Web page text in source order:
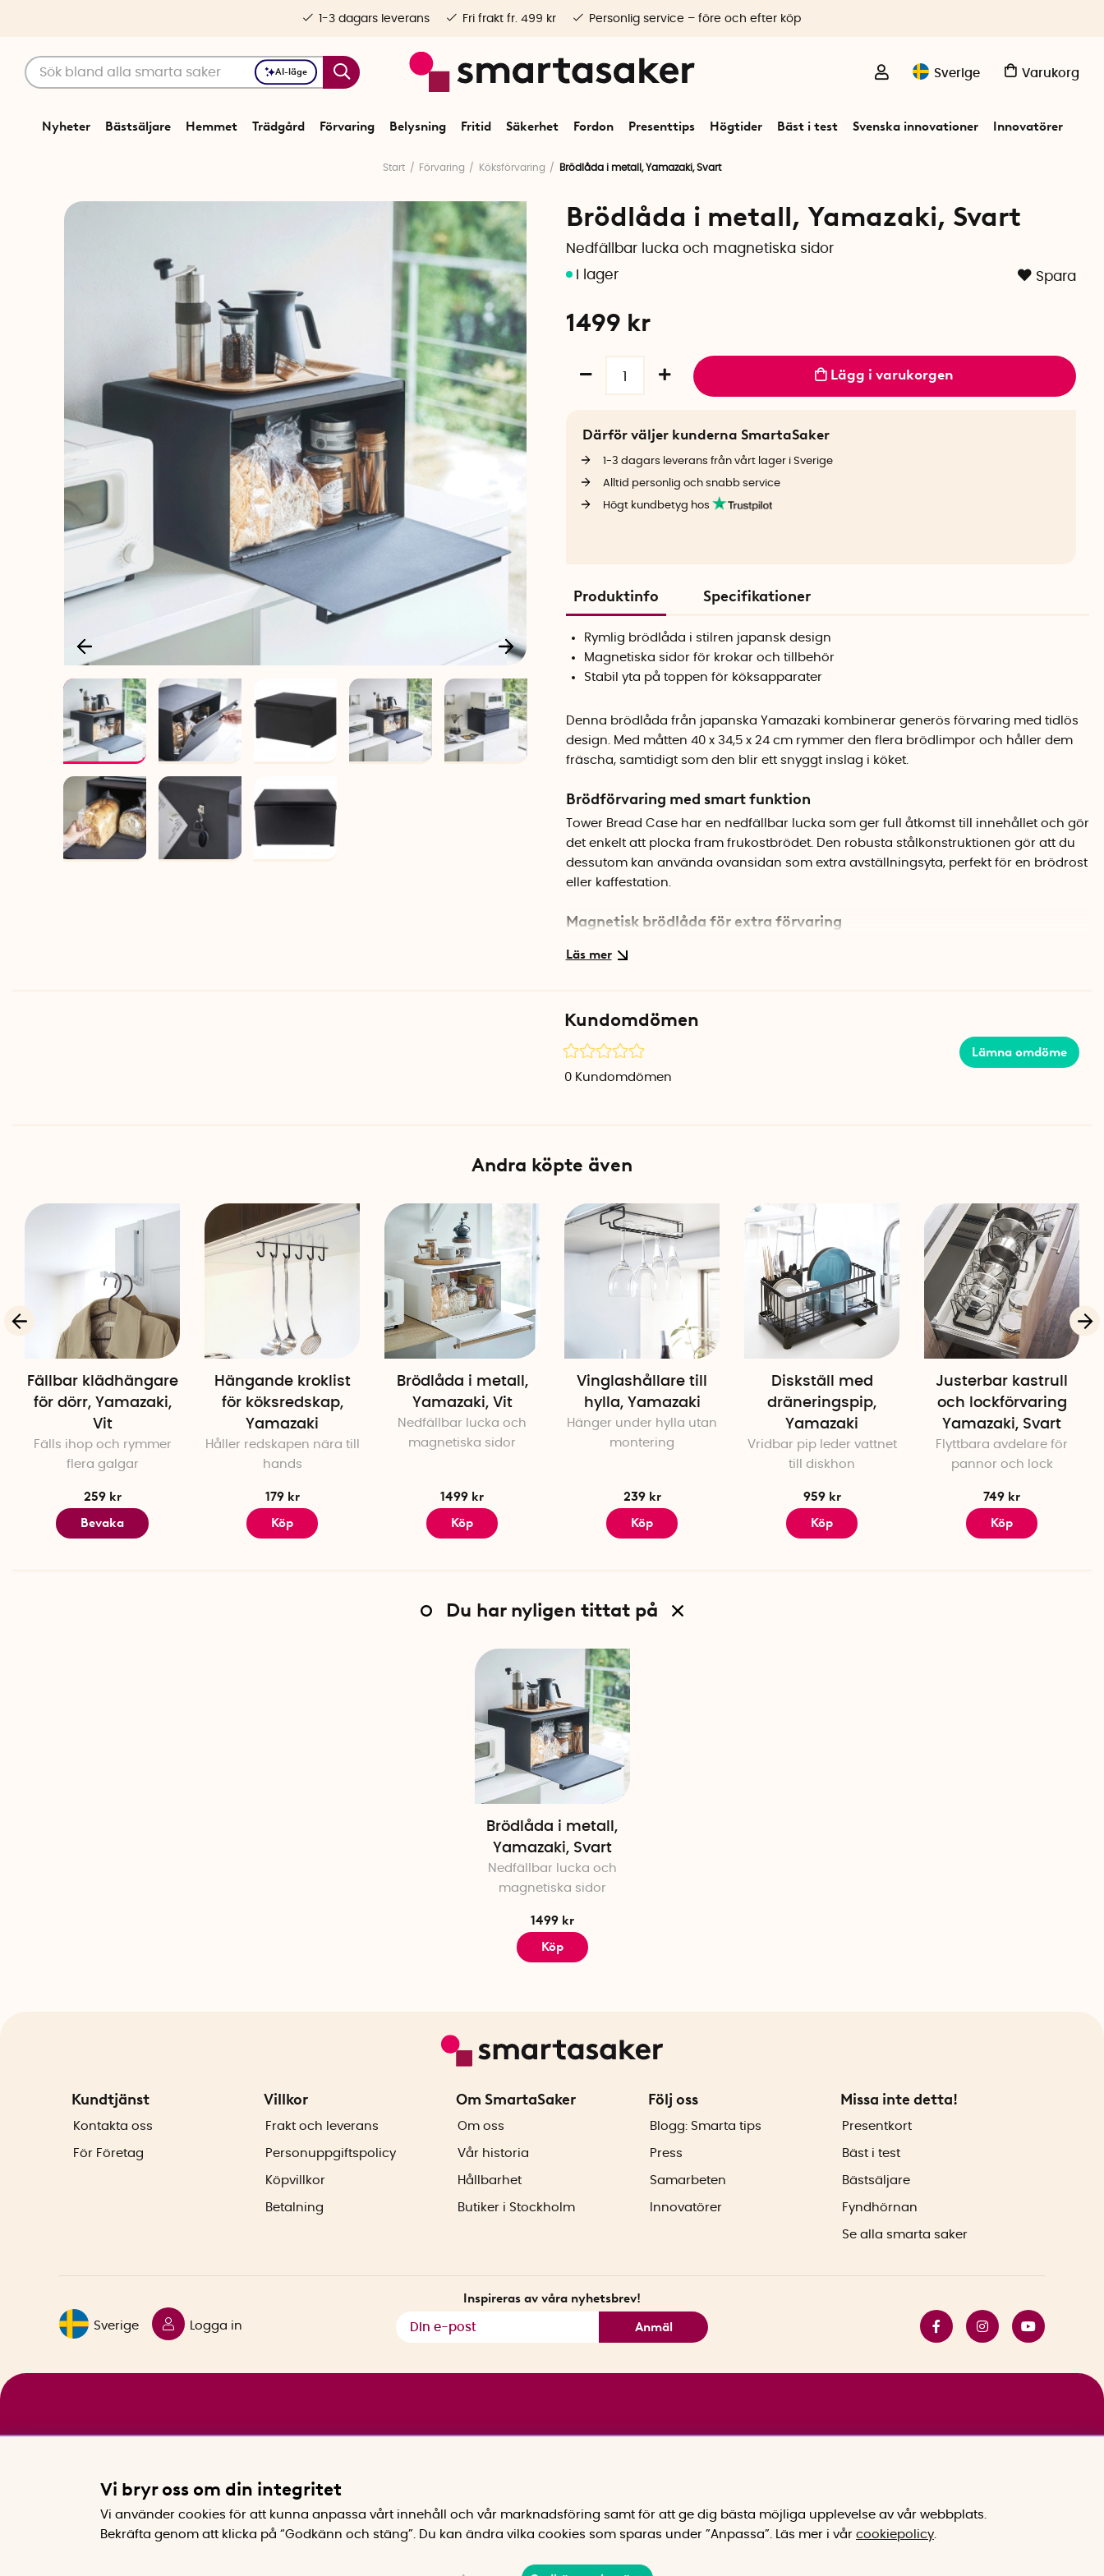
AI-läge Sverige Varukorg
Nyheter Bästsäljare Hemmet Trädgård Förvaring Belysning Fritid Säkerhet Fordon Presenttips Högtider Bäst i test Svenska innovationer Innovatörer
1-3 dagars leverans Fri frakt fr. 499 kr Personlig service – före och efter köp
Start Förvaring Köksförvaring Brödlåda i metall, Yamazaki, Svart
Brödlåda i metall, Yamazaki, Svart
Nedfällbar lucka och magnetiska sidor
Spara
1499 kr
Lägg i varukorgen
Därför väljer kunderna SmartaSaker
1-3 dagars leverans från vårt lager i Sverige
Alltid personlig och snabb service
Högt kundbetyg hos
Produktinfo Specifikationer
Rymlig brödlåda i stilren japansk design
Magnetiska sidor för krokar och tillbehör
Stabil yta på toppen för köksapparater
Denna brödlåda från japanska Yamazaki kombinerar generös förvaring med tidlös
design. Med måtten 40 x 34,5 x 24 cm rymmer den flera brödlimpor och håller dem
fräscha, samtidigt som den blir ett snyggt inslag i köket.
Brödförvaring med smart funktion
Tower Bread Case har en nedfällbar lucka som ger full åtkomst till innehållet och gör
det enkelt att plocka fram frukostbrödet. Den robusta stålkonstruktionen gör att du
dessutom kan använda ovansidan som extra avställningsyta, perfekt för en brödrost
eller kaffestation.
Magnetisk brödlåda för extra förvaring
Elegant design som passar moderna kök
Den svarta, matta finishen ger brödlådan ett elegant uttryck som passar i både
minimalistiska och rustika kök. Yamazaki är kända för sin genomtänkta japanska
Material: Pulverlackerat stål
Varumärke: Yamazaki
Kundomdömen
Lämna omdöme
0 Kundomdömen
Andra köpte även
Fällbar klädhängare
för dörr, Yamazaki,
Vit
Fälls ihop och rymmer
flera galgar
259 kr
Bevaka
Hängande kroklist
för köksredskap,
Yamazaki
Håller redskapen nära till
hands
179 kr
Köp
Brödlåda i metall,
Yamazaki, Vit
Nedfällbar lucka och
magnetiska sidor
1499 kr
Köp
Vinglashållare till
hylla, Yamazaki
Hänger under hylla utan
montering
239 kr
Köp
Diskställ med
dräneringspip,
Yamazaki
Vridbar pip leder vattnet
till diskhon
959 kr
Köp
Justerbar kastrull
och lockförvaring
Yamazaki, Svart
Flyttbara avdelare för
pannor och lock
749 kr
Köp
Du har nyligen tittat på
Brödlåda i metall,
Yamazaki, Svart
Nedfällbar lucka och
magnetiska sidor
1499 kr
Köp
Kundtjänst
Kontakta oss
För Företag
Villkor
Frakt och leverans
Personuppgiftspolicy
Köpvillkor
Betalning
Om SmartaSaker
Om oss
Vår historia
Hållbarhet
Butiker i Stockholm
Följ oss
Blogg: Smarta tips
Press
Samarbeten
Innovatörer
Missa inte detta!
Presentkort
Bäst i test
Bästsäljare
Fyndhörnan
Se alla smarta saker
Sverige Logga in
Inspireras av våra nyhetsbrev!
Anmäl
Vi bryr oss om din integritet
Vi använder cookies för att kunna anpassa vårt innehåll och vår marknadsföring samt för att ge dig bästa möjliga upplevelse av vår webbplats.
Bekräfta genom att klicka på “Godkänn och stäng”. Du kan ändra vilka cookies som sparas under ”Anpassa”.
Läs mer i vår cookiepolicy